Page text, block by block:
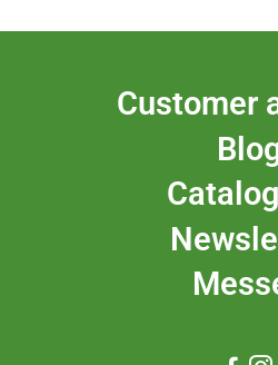
Customer